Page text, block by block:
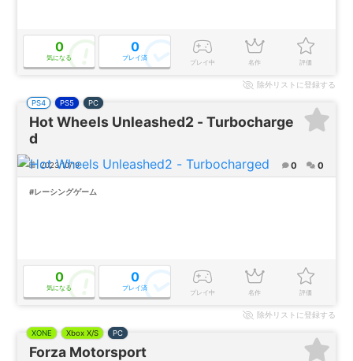
0
気になる
0
プレイ済
プレイ中 名作 評価
除外リストに登録する
Hot Wheels Unleashed2 - Turbocharge
d
PS4 PS5 PC
2023/10/19 0 0
#レーシングゲーム
0
気になる
0
プレイ済
プレイ中 名作 評価
除外リストに登録する
Forza Motorsport
XONE Xbox X/S PC